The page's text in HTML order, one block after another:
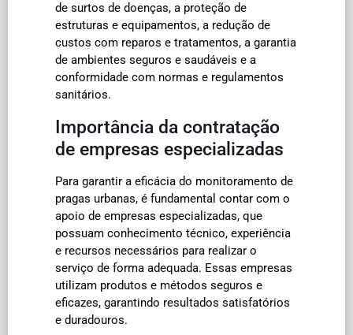
de surtos de doenças, a proteção de
estruturas e equipamentos, a redução de
custos com reparos e tratamentos, a garantia
de ambientes seguros e saudáveis e a
conformidade com normas e regulamentos
sanitários.
Importância da contratação
de empresas especializadas
Para garantir a eficácia do monitoramento de
pragas urbanas, é fundamental contar com o
apoio de empresas especializadas, que
possuam conhecimento técnico, experiência
e recursos necessários para realizar o
serviço de forma adequada. Essas empresas
utilizam produtos e métodos seguros e
eficazes, garantindo resultados satisfatórios
e duradouros.